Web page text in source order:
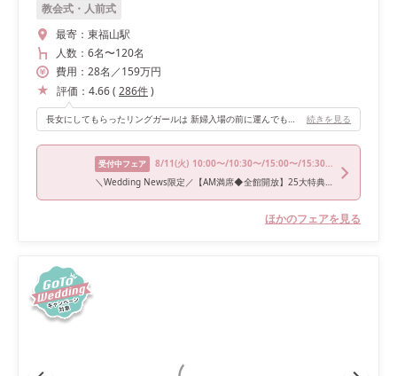
教会式・人前式
最寄： 東福山駅
人数： 6名〜120名
費用： 28名 ／159万円
評価： 4.66( 286件)
長女にしてもらったリングガールは 新婦入場の前に運んでもらうのではなく 新郎新婦が揃ってから運んでもらえばよかったな〜 という後悔から－1 に。 続きを見る
受付中フェア 8/11(火) 10:00〜/10:30〜/15:00〜/15:30〜
＼Wedding News限定／【AM満席◆全館開放】25大特典×和牛いくら堪能*感動チャペル
ほかのフェアを見る